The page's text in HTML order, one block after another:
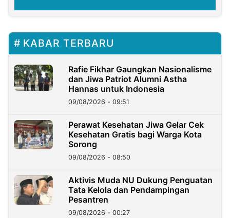
KABAR TERBARU
Rafie Fikhar Gaungkan Nasionalisme
dan Jiwa Patriot Alumni Astha
Hannas untuk Indonesia
09/08/2026 - 09:51
Perawat Kesehatan Jiwa Gelar Cek
Kesehatan Gratis bagi Warga Kota
Sorong
09/08/2026 - 08:50
Aktivis Muda NU Dukung Penguatan
Tata Kelola dan Pendampingan
Pesantren
09/08/2026 - 00:27